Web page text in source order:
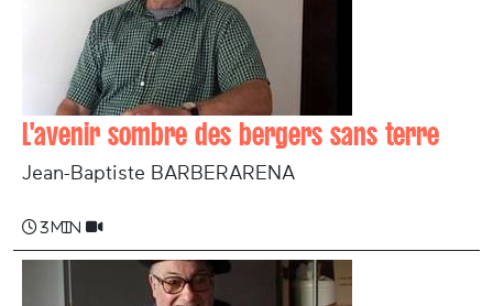
L'avenir sombre des bergers sans terre
Jean-Baptiste BARBERARENA
3 min